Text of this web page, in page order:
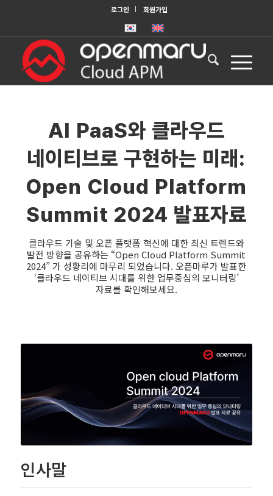
로그인 회원가입
AI PaaS와 클라우드
네이티브로 구현하는 미래:
Open Cloud Platform
Summit 2024 발표자료
클라우드 기술 및 오픈 플랫폼 혁신에 대한 최신 트렌드와
발전 방향을 공유하는 “Open Cloud Platform Summit
2024” 가 성황리에 마무리 되었습니다. 오픈마루가 발표한
‘클라우드 네이티브 시대를 위한 업무중심의 모니터링’
자료를 확인해보세요.
인사말